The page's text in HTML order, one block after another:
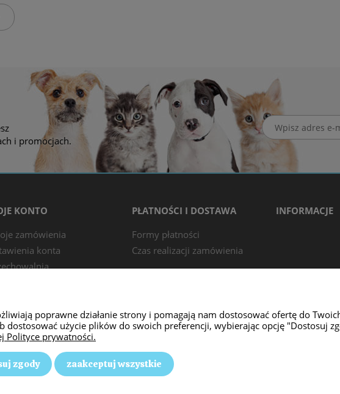
i promocjach.
KONTO
zamówienia
konta
PŁATNOŚCI I DOSTAWA
Formy płatności
Czas realizacji zamówienia
INFORMACJE
42-350 Pustkowie Lgockie |E-mail: animalpassion17@gmail.com
poprawne działanie strony i pomagają nam dostosować ofertę do
dostosować użycie plików do swoich preferencji, wybierając opcję "Dostosuj
Polityce prywatności.
zgody zaakceptuj wszystkie